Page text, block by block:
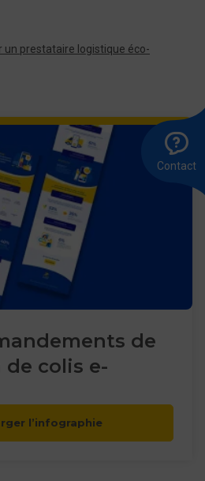
Contact
un prestataire logistique éco-
de
colis e-
l’infographie